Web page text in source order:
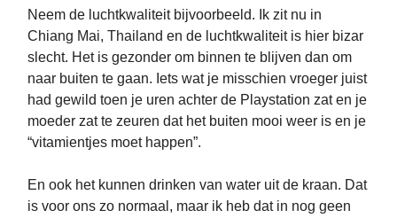
Neem de luchtkwaliteit bijvoorbeeld. Ik zit nu in
Chiang Mai, Thailand en de luchtkwaliteit is hier bizar
slecht. Het is gezonder om binnen te blijven dan om
naar buiten te gaan. Iets wat je misschien vroeger juist
had gewild toen je uren achter de Playstation zat en je
moeder zat te zeuren dat het buiten mooi weer is en je
“vitamientjes moet happen”.
En ook het kunnen drinken van water uit de kraan. Dat
is voor ons zo normaal, maar ik heb dat in nog geen